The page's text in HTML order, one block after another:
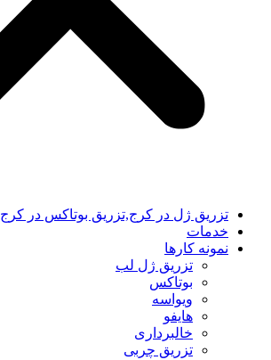
تزریق ژل در کرج,تزریق بوتاکس در کرج
خدمات
نمونه کارها
تزریق ژل لب
بوتاکس
ویواسه
هایفو
خالبرداری
تزریق چربی